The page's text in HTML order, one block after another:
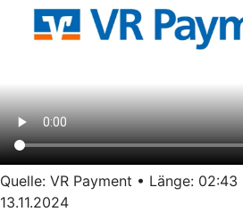
Quelle: VR Payment • Länge:
13.11.2024